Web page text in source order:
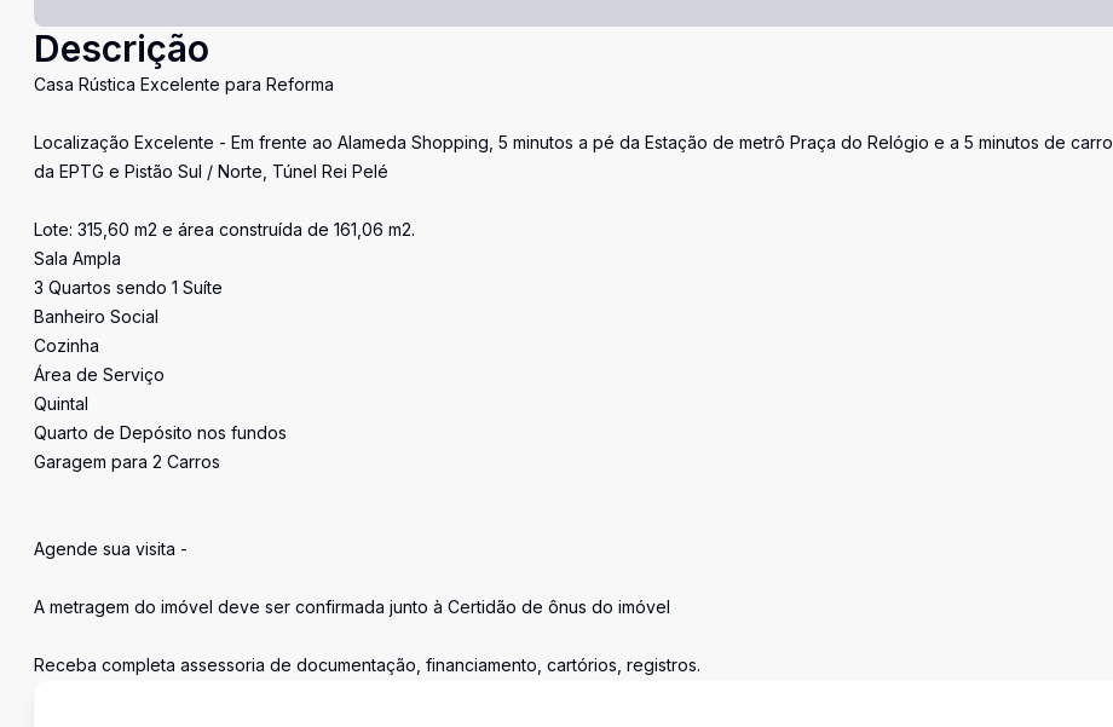
Descrição
Casa Rústica Excelente para Reforma
Localização Excelente - Em frente ao Alameda Shopping, 5 minutos a pé da Estação de metrô Praça do Relógio e a 5 minutos de carro
da EPTG e Pistão Sul / Norte, Túnel Rei Pelé
Lote: 315,60 m2 e área construída de 161,06 m2.
Sala Ampla
3 Quartos sendo 1 Suíte
Banheiro Social
Cozinha
Área de Serviço
Quintal
Quarto de Depósito nos fundos
Garagem para 2 Carros
Agende sua visita -
A metragem do imóvel deve ser confirmada junto à Certidão de ônus do imóvel
Receba completa assessoria de documentação, financiamento, cartórios, registros.